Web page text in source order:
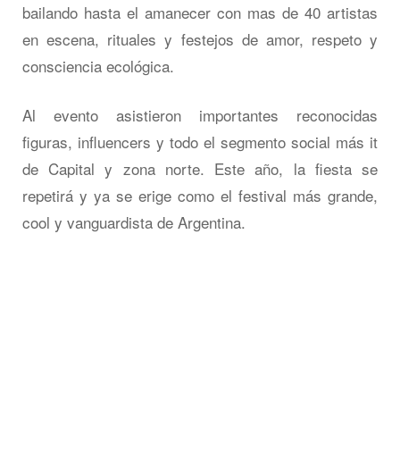
bailando hasta el amanecer con mas de 40 artistas
en escena, rituales y festejos de amor, respeto y
consciencia ecológica.
Al evento asistieron importantes reconocidas
figuras, influencers y todo el segmento social más it
de Capital y zona norte. Este año, la fiesta se
repetirá y ya se erige como el festival más grande,
cool y vanguardista de Argentina.